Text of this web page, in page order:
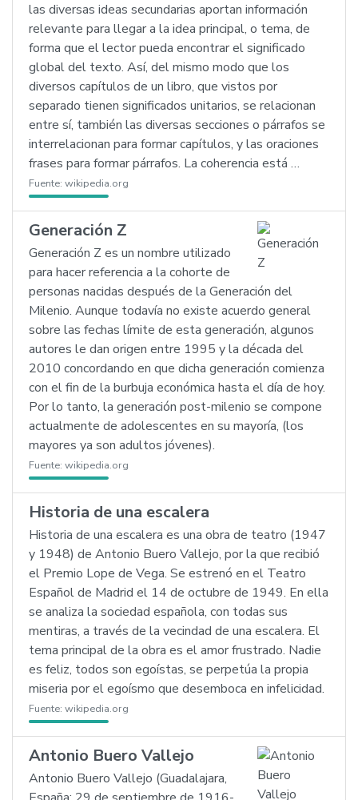
las diversas ideas secundarias aportan información
relevante para llegar a la idea principal, o tema, de
forma que el lector pueda encontrar el significado
global del texto. Así, del mismo modo que los
diversos capítulos de un libro, que vistos por
separado tienen significados unitarios, se relacionan
entre sí, también las diversas secciones o párrafos se
interrelacionan para formar capítulos, y las oraciones
frases para formar párrafos. La coherencia está …
Fuente: wikipedia.org
Generación Z
Generación Z es un nombre utilizado
para hacer referencia a la cohorte de
personas nacidas después de la Generación del
Milenio. Aunque todavía no existe acuerdo general
sobre las fechas límite de esta generación, algunos
autores le dan origen entre 1995 y la década del
2010 concordando en que dicha generación comienza
con el fin de la burbuja económica hasta el día de hoy.
Por lo tanto, la generación post-milenio se compone
actualmente de adolescentes en su mayoría, (los
mayores ya son adultos jóvenes).
Fuente: wikipedia.org
Historia de una escalera
Historia de una escalera es una obra de teatro (1947
y 1948) de Antonio Buero Vallejo, por la que recibió
el Premio Lope de Vega. Se estrenó en el Teatro
Español de Madrid el 14 de octubre de 1949. En ella
se analiza la sociedad española, con todas sus
mentiras, a través de la vecindad de una escalera. El
tema principal de la obra es el amor frustrado. Nadie
es feliz, todos son egoístas, se perpetúa la propia
miseria por el egoísmo que desemboca en infelicidad.
Fuente: wikipedia.org
Antonio Buero Vallejo
Antonio Buero Vallejo (Guadalajara,